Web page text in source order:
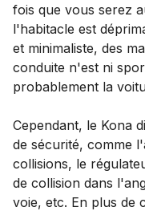
fois que vous serez
l'habitacle est
et minimaliste, des
conduite n'est ni
probablement la
Cependant, le Kona
de sécurité, comme
collisions, le
de collision dans
voie, etc. En plus de